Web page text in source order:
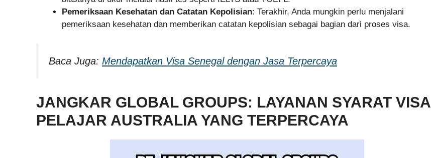
Pemeriksaan Kesehatan dan Catatan Kepolisian: Terakhir, Anda mungkin perlu menjalani
pemeriksaan kesehatan dan memberikan catatan kepolisian sebagai bagian dari proses visa.
Baca Juga: Mendapatkan Visa Senegal dengan Jasa Terpercaya
JANGKAR GLOBAL GROUPS: LAYANAN SYARAT VISA
PELAJAR AUSTRALIA YANG TERPERCAYA